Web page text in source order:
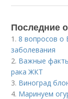
Последние
1.8 вопросов о
заболевания
2. Важные
рака ЖКТ
3. Виноград
4. Маринуем